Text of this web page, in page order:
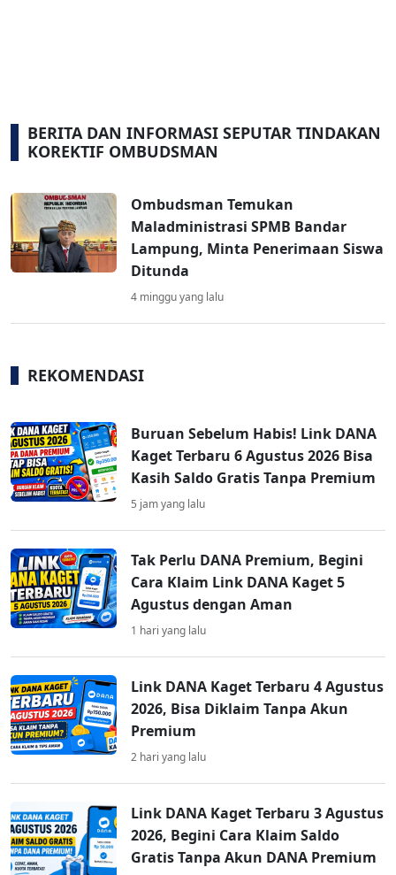
BERITA DAN INFORMASI SEPUTAR TINDAKAN
KOREKTIF OMBUDSMAN
Ombudsman Temukan
Maladministrasi SPMB Bandar
Lampung, Minta Penerimaan Siswa
Ditunda
4 minggu yang lalu
REKOMENDASI
Buruan Sebelum Habis! Link DANA
Kaget Terbaru 6 Agustus 2026 Bisa
Kasih Saldo Gratis Tanpa Premium
5 jam yang lalu
Tak Perlu DANA Premium, Begini
Cara Klaim Link DANA Kaget 5
Agustus dengan Aman
1 hari yang lalu
Link DANA Kaget Terbaru 4 Agustus
2026, Bisa Diklaim Tanpa Akun
Premium
2 hari yang lalu
Link DANA Kaget Terbaru 3 Agustus
2026, Begini Cara Klaim Saldo
Gratis Tanpa Akun DANA Premium